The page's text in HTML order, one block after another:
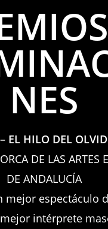
NES
EL HILO DEL
DE LAS ARTES
DE ANDALUCÍA
mejor espectáculo
intérprete